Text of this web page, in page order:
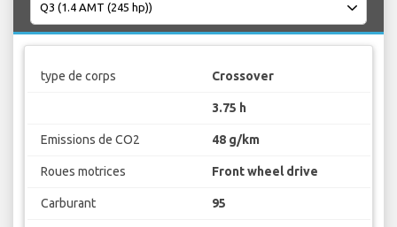
type de corps Crossover
3.75 h
Emissions de CO2 48 g/km
Roues motrices Front wheel drive
Carburant 95